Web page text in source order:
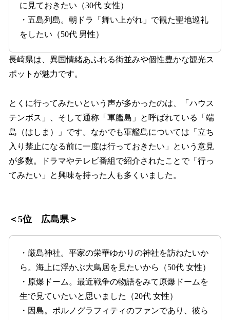
に見ておきたい（30代 女性）
・五島列島。朝ドラ「舞い上がれ」で観た聖地巡礼
をしたい（50代 男性）
長崎県は、異国情緒あふれる街並みや個性豊かな観光ス
ポットが魅力です。
とくに行ってみたいという声が多かったのは、「ハウス
テンボス」、そして通称「軍艦島」と呼ばれている「端
島（はしま）」です。なかでも軍艦島については「立ち
入り禁止になる前に一度は行っておきたい」という意見
が多数。ドラマやテレビ番組で紹介されたことで「行っ
てみたい」と興味を持った人も多くいました。
＜5位 広島県＞
・厳島神社。平家の栄華ゆかりの神社を訪ねたいか
ら。海上に浮かぶ大鳥居を見たいから（50代 女性）
・原爆ドーム。最近戦争の物語をみて原爆ドームを
生で見ていたいと思いました（20代 女性）
・因島。ポルノグラフィティのファンであり、彼ら